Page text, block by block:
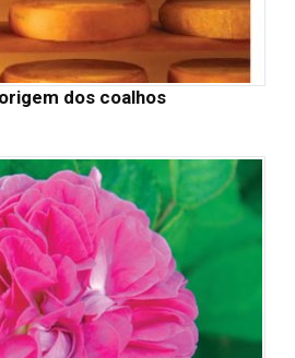
dos coalhos